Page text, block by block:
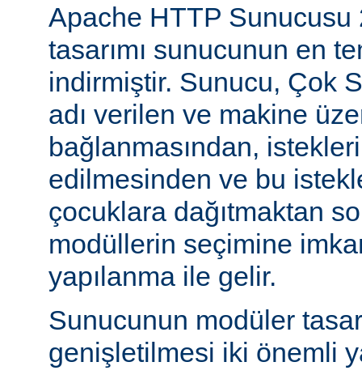
Apache HTTP Sunucusu
tasarımı sunucunun en
indirmiştir. Sunucu, Çok
adı verilen ve makine
bağlanmasından,
edilmesinden ve bu
çocuklara dağıtmaktan
modüllerin seçimine
yapılanma ile gelir.
Sunucunun modüler
genişletilmesi iki önemli